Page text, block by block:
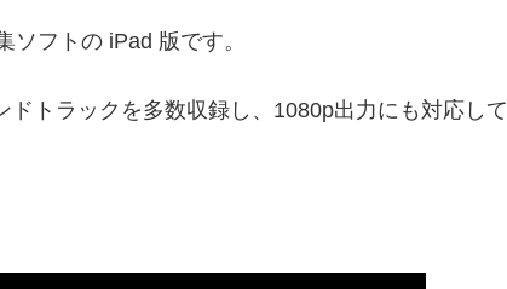
ソフトの iPad 版です。
トラックを多数収録し、1080p出力にも対応して